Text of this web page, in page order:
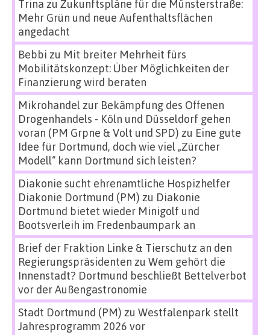
Trina zu Zukunftspläne für die Münsterstraße:
Mehr Grün und neue Aufenthaltsflächen
angedacht
Bebbi zu Mit breiter Mehrheit fürs
Mobilitätskonzept: Über Möglichkeiten der
Finanzierung wird beraten
Mikrohandel zur Bekämpfung des Offenen
Drogenhandels - Köln und Düsseldorf gehen
voran (PM Grpne & Volt und SPD) zu Eine gute
Idee für Dortmund, doch wie viel „Zürcher
Modell“ kann Dortmund sich leisten?
Diakonie sucht ehrenamtliche Hospizhelfer
Diakonie Dortmund (PM) zu Diakonie
Dortmund bietet wieder Minigolf und
Bootsverleih im Fredenbaumpark an
Brief der Fraktion Linke & Tierschutz an den
Regierungspräsidenten zu Wem gehört die
Innenstadt? Dortmund beschließt Bettelverbot
vor der Außengastronomie
Stadt Dortmund (PM) zu Westfalenpark stellt
Jahresprogramm 2026 vor